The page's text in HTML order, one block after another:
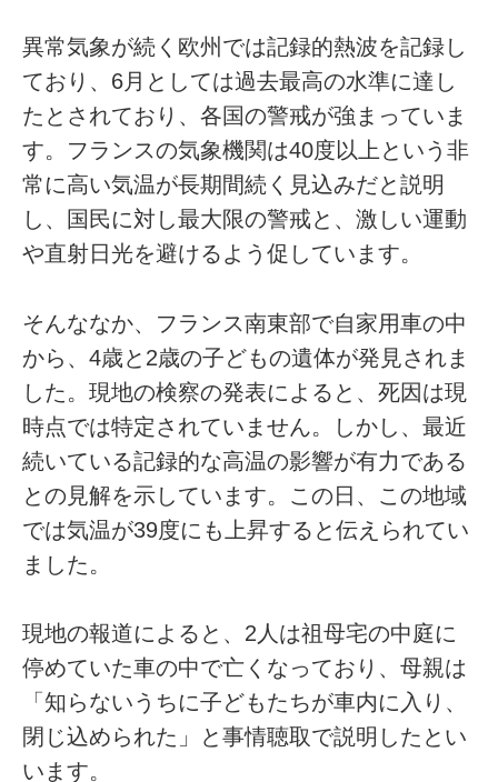
異常気象が続く欧州では記録的熱波を記録し
ており、6月としては過去最高の水準に達し
たとされており、各国の警戒が強まっていま
す。フランスの気象機関は40度以上という非
常に高い気温が長期間続く見込みだと説明
し、国民に対し最大限の警戒と、激しい運動
や直射日光を避けるよう促しています。
そんななか、フランス南東部で自家用車の中
から、4歳と2歳の子どもの遺体が発見されま
した。現地の検察の発表によると、死因は現
時点では特定されていません。しかし、最近
続いている記録的な高温の影響が有力である
との見解を示しています。この日、この地域
では気温が39度にも上昇すると伝えられてい
ました。
現地の報道によると、2人は祖母宅の中庭に
停めていた車の中で亡くなっており、母親は
「知らないうちに子どもたちが車内に入り、
閉じ込められた」と事情聴取で説明したとい
います。